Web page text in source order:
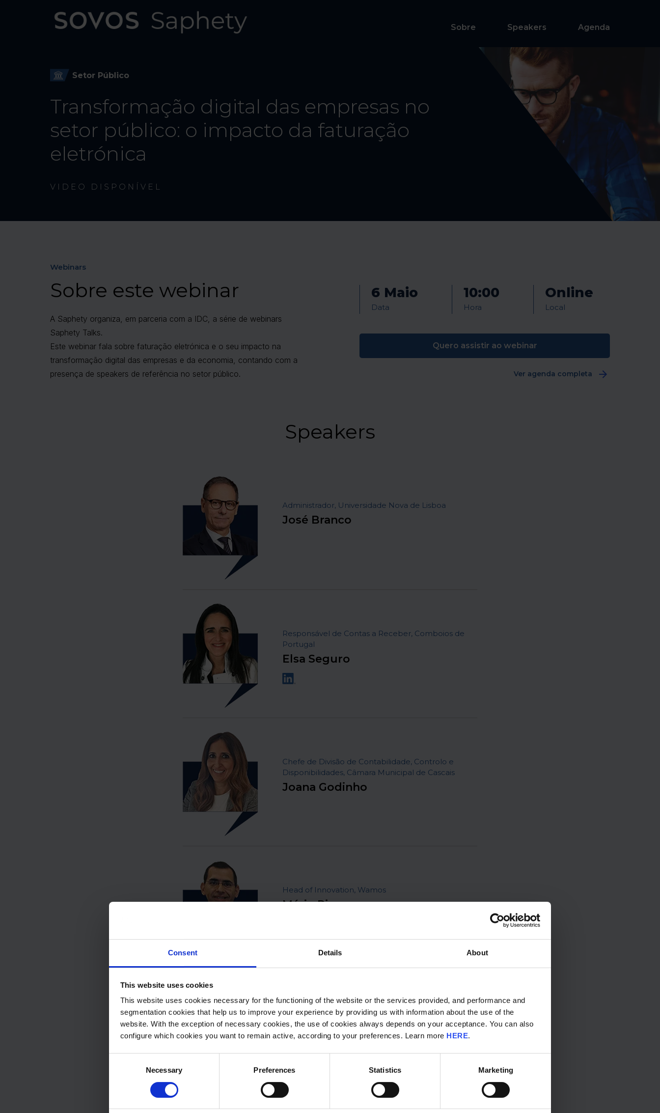
Consent Details About
This website uses cookies
This website uses cookies necessary for the functioning of the website or the services provided, and performance and
segmentation cookies that help us to improve your experience by providing us with information about the use of the
website. With the exception of necessary cookies, the use of cookies always depends on your acceptance. You can also
configure which cookies you want to remain active, according to your preferences. Learn more HERE.
Necessary Preferences Statistics Marketing
Sobre Speakers Agenda
Setor Público
Transformação digital das empresas no
setor público: o impacto da faturação
eletrónica
VIDEO DISPONÍVEL
Webinars
Sobre este webinar
A Saphety organiza, em parceria com a IDC, a série de webinars
Saphety Talks.
Este webinar fala sobre faturação eletrónica e o seu impacto na
transformação digital das empresas e da economia, contando com a
presença de speakers de referência no setor público.
6 Maio
Data
10:00
Hora
Online
Local
Quero assistir ao webinar
Ver agenda completa
Speakers
Administrador, Universidade Nova de Lisboa
José Branco
Responsável de Contas a Receber, Comboios de
Portugal
Elsa Seguro
Chefe de Divisão de Contabilidade, Controlo e
Disponibilidades, Câmara Municipal de Cascais
Joana Godinho
Head of Innovation, Wamos
Mário Pires
VP Invoice Network, Saphety
Cláudia Raposo